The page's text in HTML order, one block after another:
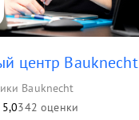
центр Bauknecht
Bauknecht
5,0342 оценки